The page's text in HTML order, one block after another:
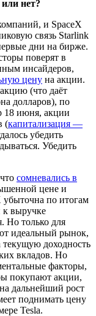
нет?
и SpaceX
связь Starlink
дни на бирже.
поверят в
инсайдеров,
цену на акции.
(что даёт
долларов), по
18 июня, акции
(капитализация —
убедить
Убедить
сомневались в
цене и
убыточна по итогам
к выручке
Но только для
идеальный рынок,
текущую доходность
вкладов. Но
факторы,
покупают акции,
дальнейший рост
поднимать цену
Tesla.